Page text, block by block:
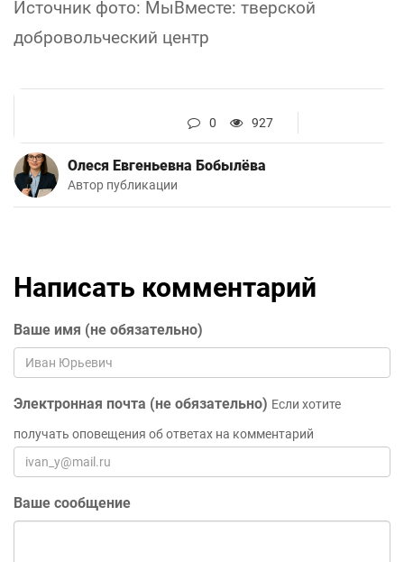
Источник фото: МыВместе: тверской
добровольческий центр
0 927
Олеся Евгеньевна Бобылёва
Автор публикации
Написать комментарий
Ваше имя (не обязательно)
Электронная почта (не обязательно) Если хотите
получать оповещения об ответах на комментарий
Ваше сообщение